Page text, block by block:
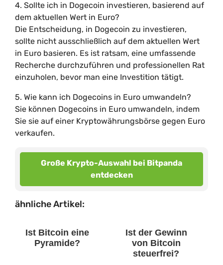
4. Sollte ich in Dogecoin investieren, basierend auf
dem aktuellen Wert in Euro?
Die Entscheidung, in Dogecoin zu investieren,
sollte nicht ausschließlich auf dem aktuellen Wert
in Euro basieren. Es ist ratsam, eine umfassende
Recherche durchzuführen und professionellen Rat
einzuholen, bevor man eine Investition tätigt.
5. Wie kann ich Dogecoins in Euro umwandeln?
Sie können Dogecoins in Euro umwandeln, indem
Sie sie auf einer Kryptowährungsbörse gegen Euro
verkaufen.
Große Krypto-Auswahl bei Bitpanda
entdecken
ähnliche Artikel:
Ist Bitcoin eine
Pyramide?
Ist der Gewinn
von Bitcoin
steuerfrei?